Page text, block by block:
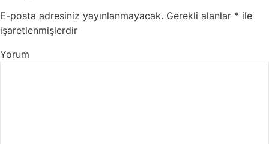
E-posta adresiniz yayınlanmayacak. Gerekli alanlar * ile
işaretlenmişlerdir
Yorum